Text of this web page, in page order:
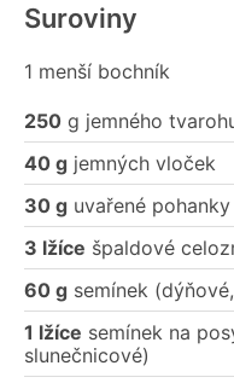
Suroviny
1 menší bochník
250 g jemného
40 g jemných vloček
30 g uvařené pohanky
3 lžíce špaldové
60 g semínek
1 lžíce semínek na
slunečnicové)